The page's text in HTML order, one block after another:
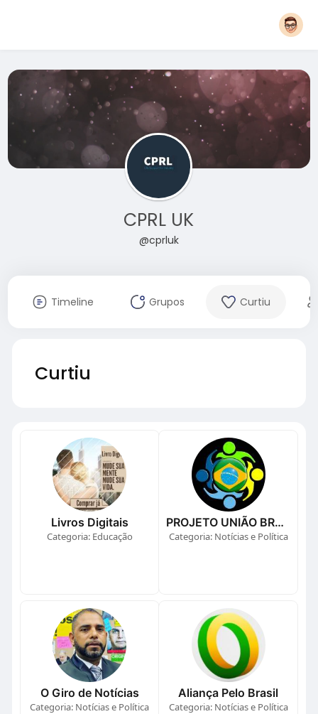
CPRL UK
@cprluk
Timeline Grupos Curtiu
Curtiu
Livros Digitais
Categoria: Educação
PROJETO UNIÃO BRASIL
Categoria: Notícias e Política
O Giro de Notícias
Categoria: Notícias e Política
Aliança Pelo Brasil
Categoria: Notícias e Política